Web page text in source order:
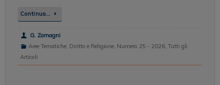
Continua…
G. Zamagni
Aree Tematiche, Diritto e Religione, Numero 25 - 2026, Tutti gli
Articoli